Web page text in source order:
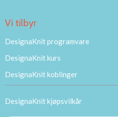
Vi tilbyr
DesignaKnit programvare
DesignaKnit kurs
DesignaKnit koblinger
DesignaKnit kjøpsvilkår